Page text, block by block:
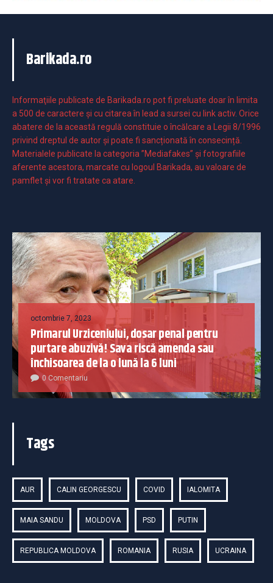
Barikada.ro
Informaţiile publicate de Barikada.ro pot fi preluate doar în limita
a 500 de caractere şi cu citarea în lead a sursei cu link activ. Orice
abatere de la această regulă constituie o încălcare a Legii 8/1996
privind dreptul de autor și poate fi sancționată în consecință.
Materialele publicate la categoria ”Mediafakes” și fotografiile
aferente acestora, marcate cu logoul Barikada, au valoare de
pamflet și vor fi tratate ca atare.
octombrie 7, 2023
Primarul Urziceniului, dosar penal pentru
purtare abuzivă! Sava riscă amenda sau
închisoarea de la o lună la 6 luni
0 Comentariu
Tags
AUR CALIN GEORGESCU COVID IALOMITA
MAIA SANDU MOLDOVA PSD PUTIN
REPUBLICA MOLDOVA ROMANIA RUSIA UCRAINA